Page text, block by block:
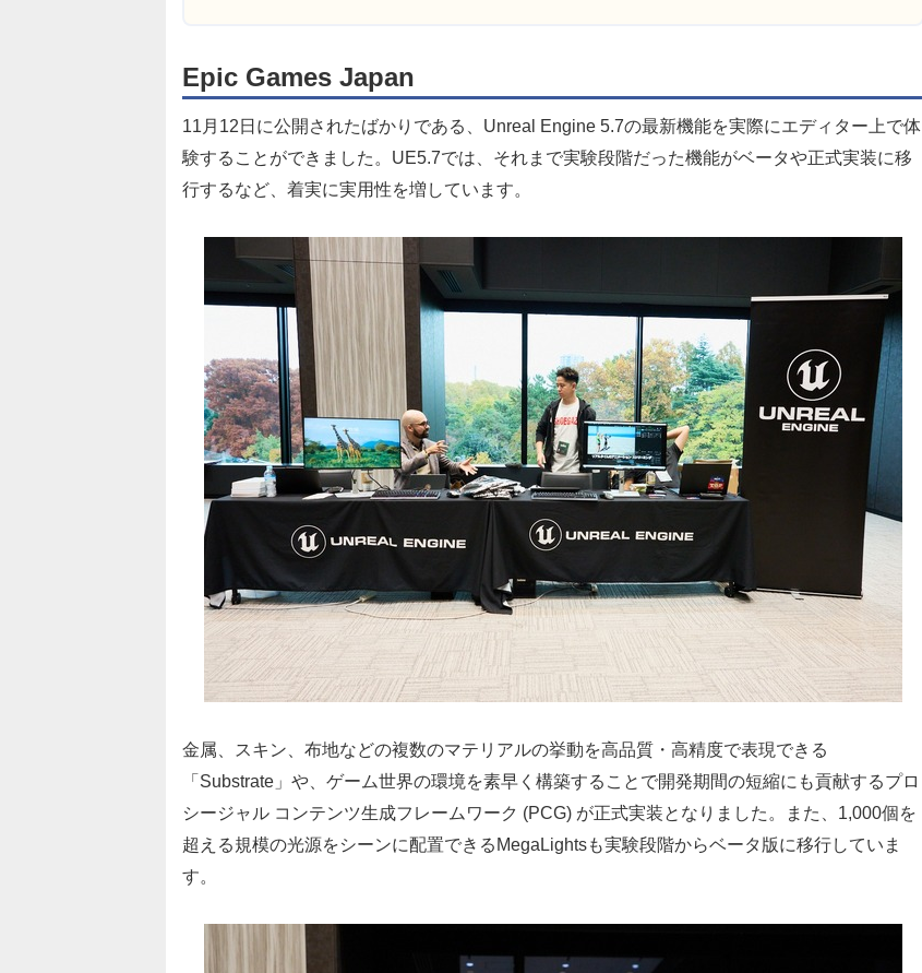
Epic Games Japan
11月12日に公開されたばかりである、Unreal Engine 5.7の最新機能を実際にエディター上で体
験することができました。UE5.7では、それまで実験段階だった機能がベータや正式実装に移
行するなど、着実に実用性を増しています。
金属、スキン、布地などの複数のマテリアルの挙動を高品質・高精度で表現できる
「Substrate」や、ゲーム世界の環境を素早く構築することで開発期間の短縮にも貢献するプロ
シージャル コンテンツ生成フレームワーク (PCG) が正式実装となりました。また、1,000個を
超える規模の光源をシーンに配置できるMegaLightsも実験段階からベータ版に移行していま
す。